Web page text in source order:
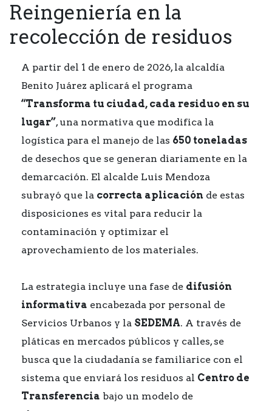
Reingeniería en la
recolección de residuos
A partir del 1 de enero de 2026, la alcaldía
Benito Juárez aplicará el programa
“Transforma tu ciudad, cada residuo en su
lugar”, una normativa que modifica la
logística para el manejo de las 650 toneladas
de desechos que se generan diariamente en la
demarcación. El alcalde Luis Mendoza
subrayó que la correcta aplicación de estas
disposiciones es vital para reducir la
contaminación y optimizar el
aprovechamiento de los materiales.
La estrategia incluye una fase de difusión
informativa encabezada por personal de
Servicios Urbanos y la SEDEMA. A través de
pláticas en mercados públicos y calles, se
busca que la ciudadanía se familiarice con el
sistema que enviará los residuos al Centro de
Transferencia bajo un modelo de